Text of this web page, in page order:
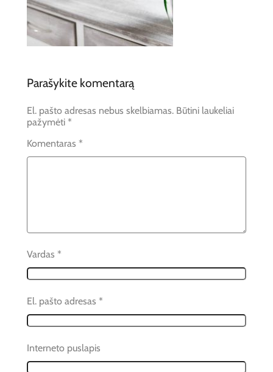
Parašykite komentarą
El. pašto adresas nebus skelbiamas. Būtini laukeliai
pažymėti *
Komentaras *
Vardas *
El. pašto adresas *
Interneto puslapis